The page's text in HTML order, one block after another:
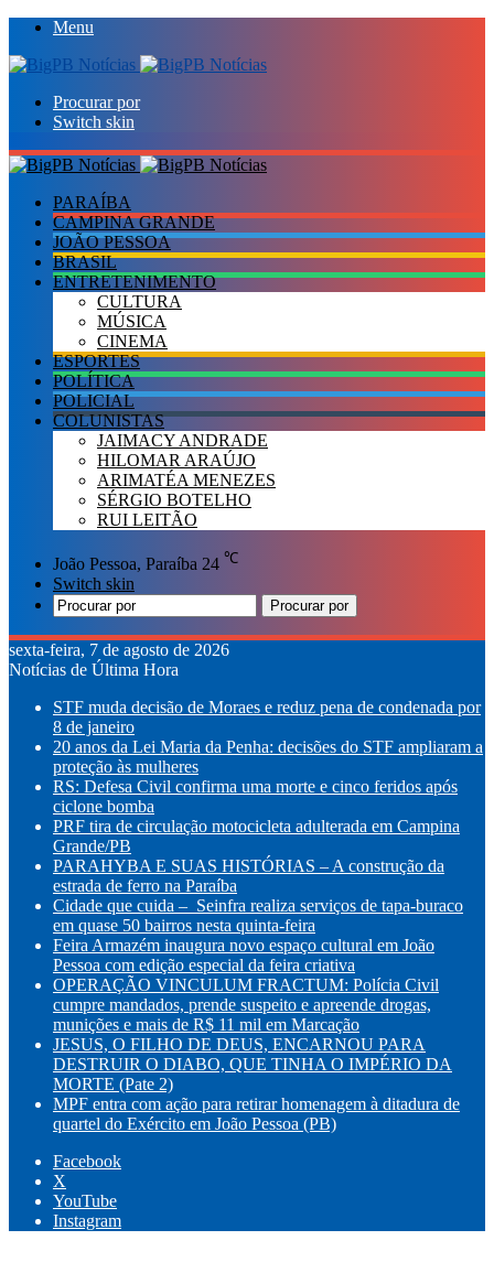
Menu
Procurar por
Switch skin
PARAÍBA
CAMPINA GRANDE
JOÃO PESSOA
BRASIL
ENTRETENIMENTO
CULTURA
MÚSICA
CINEMA
ESPORTES
POLÍTICA
POLICIAL
COLUNISTAS
JAIMACY ANDRADE
HILOMAR ARAÚJO
ARIMATÉA MENEZES
SÉRGIO BOTELHO
RUI LEITÃO
João Pessoa, Paraíba 24 ℃
Switch skin
Procurar por
sexta-feira, 7 de agosto de 2026
Notícias de Última Hora
STF muda decisão de Moraes e reduz pena de condenada por
8 de janeiro
20 anos da Lei Maria da Penha: decisões do STF ampliaram a
proteção às mulheres
RS: Defesa Civil confirma uma morte e cinco feridos após
ciclone bomba
PRF tira de circulação motocicleta adulterada em Campina
Grande/PB
PARAHYBA E SUAS HISTÓRIAS – A construção da
estrada de ferro na Paraíba
Cidade que cuida – Seinfra realiza serviços de tapa-buraco
em quase 50 bairros nesta quinta-feira
Feira Armazém inaugura novo espaço cultural em João
Pessoa com edição especial da feira criativa
OPERAÇÃO VINCULUM FRACTUM: Polícia Civil
cumpre mandados, prende suspeito e apreende drogas,
munições e mais de R$ 11 mil em Marcação
JESUS, O FILHO DE DEUS, ENCARNOU PARA
DESTRUIR O DIABO, QUE TINHA O IMPÉRIO DA
MORTE (Pate 2)
MPF entra com ação para retirar homenagem à ditadura de
quartel do Exército em João Pessoa (PB)
Facebook
X
YouTube
Instagram